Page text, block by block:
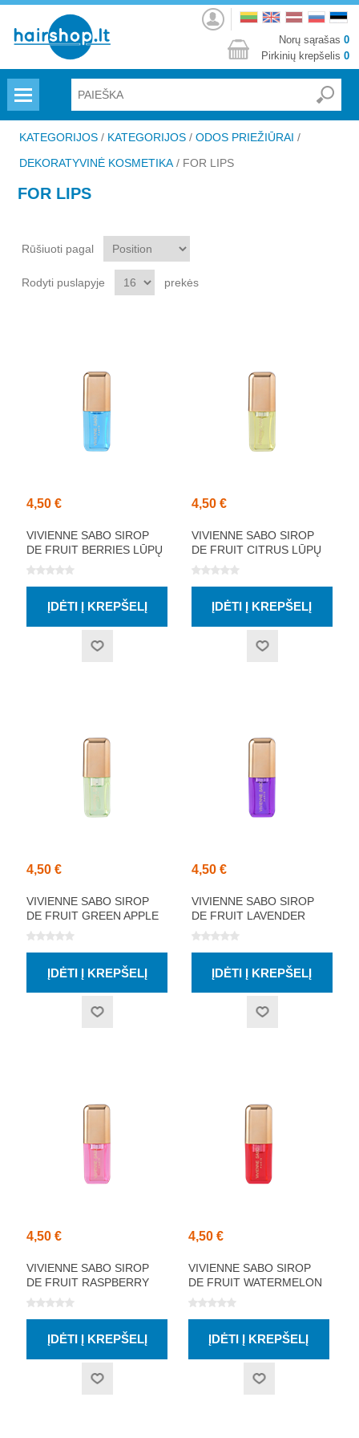
Prisijungti
Norų sąrašas 0
Pirkinių krepšelis 0
KATEGORIJOS / KATEGORIJOS / ODOS PRIEŽIŪRAI /
DEKORATYVINĖ KOSMETIKA / FOR LIPS
FOR LIPS
Rūšiuoti pagal
Rodyti puslapyje prekės
4,50 €
VIVIENNE SABO SIROP
DE FRUIT BERRIES LŪPŲ
ALIEJUS 3.5ML
4,50 €
VIVIENNE SABO SIROP
DE FRUIT CITRUS LŪPŲ
ALIEJUS 3.5ML
4,50 €
VIVIENNE SABO SIROP
DE FRUIT GREEN APPLE
LŪPŲ ALIEJUS 3.5ML
4,50 €
VIVIENNE SABO SIROP
DE FRUIT LAVENDER
LŪPŲ ALIEJUS 3.5ML
4,50 €
VIVIENNE SABO SIROP
DE FRUIT RASPBERRY
LŪPŲ ALIEJUS 3.5ML
4,50 €
VIVIENNE SABO SIROP
DE FRUIT WATERMELON
LŪPŲ ALIEJUS 3.5ML